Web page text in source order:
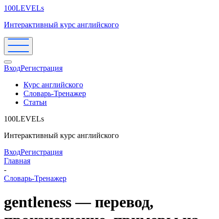
100LEVELs
Интерактивный курс английского
ВходРегистрация
Курс английского
Словарь-Тренажер
Статьи
100LEVELs
Интерактивный курс английского
ВходРегистрация
Главная
-
Словарь-Тренажер
gentleness — перевод,